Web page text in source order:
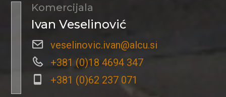
Komercijala
Ivan Veselinović
veselinovic.ivan@alcu.si
+381 (0)18 4694 347
+381 (0)62 237 071